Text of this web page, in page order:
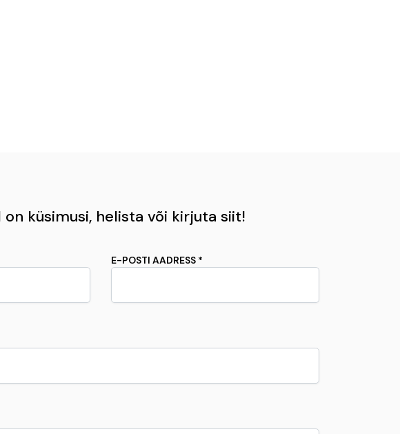
on küsimusi, helista või kirjuta siit!
E-POSTI AADRESS *